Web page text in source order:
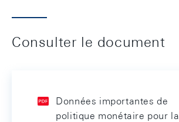
Consulter le document
Données importantes de
politique monétaire pour la